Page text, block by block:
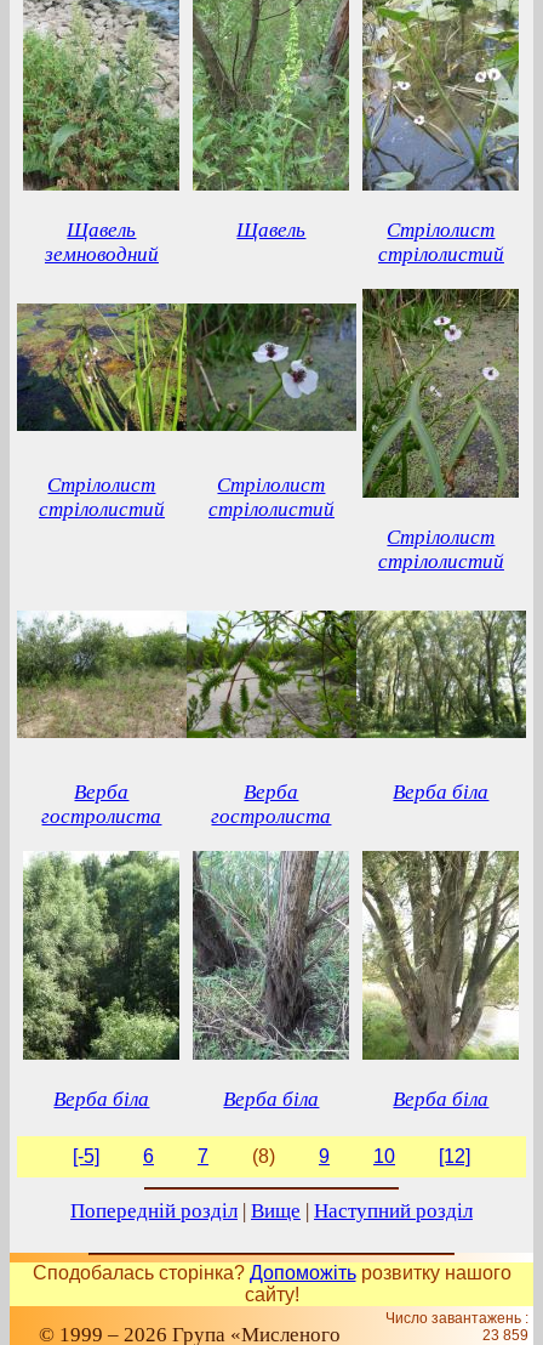
Щавель
земноводний
Щавель
Стрілолист
стрілолистий
Стрілолист
стрілолистий
Стрілолист
стрілолистий
Стрілолист
стрілолистий
Верба
гостролиста
Верба
гостролиста
Верба біла
Верба біла Верба біла Верба біла
[-5] 6 7 (8) 9 10 [12]
Попередній розділ | Вище | Наступний розділ
Сподобалась сторінка? Допоможітьрозвитку нашого
сайту!
© 1999 – 2026 Група «Мисленого
Число завантажень :
23 859